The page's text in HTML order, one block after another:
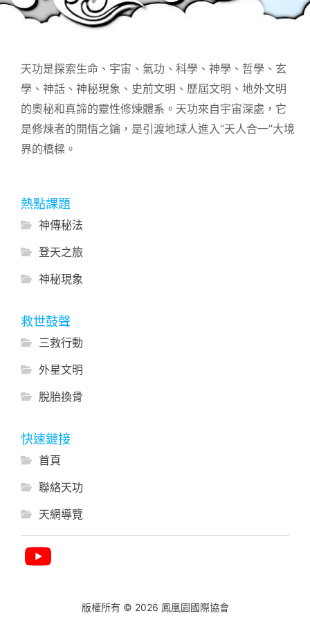
天功是探索生命、宇宙、氣功、科學、神學、哲學、玄
學、神話、神秘現象、史前文明、歷屆文明、地外文明
的奧秘和真諦的靈性修煉體系。天功來自宇宙深處，它
是修煉者的開悟之鑰，是引渡地球人進入“天人合一”大境
界的橋樑。
熱點課題
神傳秘法
登天之旅
神秘現象
救世鼓聲
三救行動
外星文明
脫胎換骨
快速鏈接
首頁
聯絡天功
天網導覽
版權所有 © 2026 鳳凰園國際協會